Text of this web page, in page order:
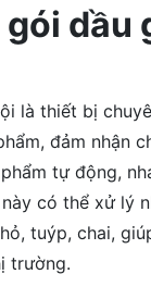
dầu
là thiết bị
đảm nhận
tự động,
có thể xử lý
tuýp, chai,
trường.